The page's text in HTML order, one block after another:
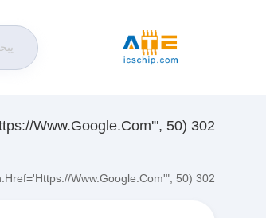
302 SetTimeout("javascript:location.href='https://www.google.com'", 50);
302 SetTimeout("javascript:location.href='https://www.google.com'", 50);